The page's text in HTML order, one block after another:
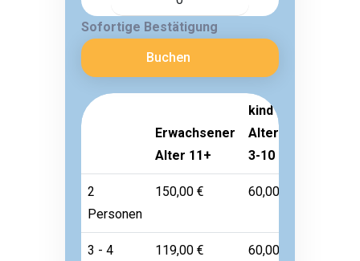
Sofortige Bestätigung
Buchen
Erwachsener
Alter 11+
kind
Alter
3-10
2
Personen
150,00 € 60,00 €
3 - 4
119,00 € 60,00 €